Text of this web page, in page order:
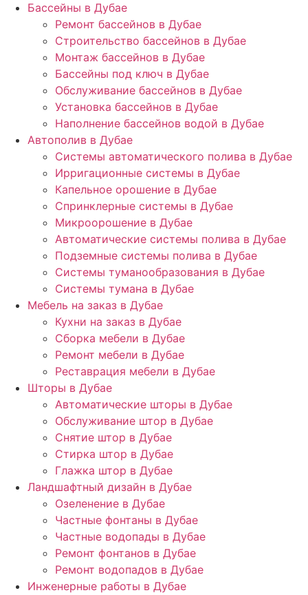
Бассейны в Дубае
Ремонт бассейнов в Дубае
Строительство бассейнов в Дубае
Монтаж бассейнов в Дубае
Бассейны под ключ в Дубае
Обслуживание бассейнов в Дубае
Установка бассейнов в Дубае
Наполнение бассейнов водой в Дубае
Автополив в Дубае
Системы автоматического полива в Дубае
Ирригационные системы в Дубае
Капельное орошение в Дубае
Спринклерные системы в Дубае
Микроорошение в Дубае
Автоматические системы полива в Дубае
Подземные системы полива в Дубае
Системы туманообразования в Дубае
Системы тумана в Дубае
Мебель на заказ в Дубае
Кухни на заказ в Дубае
Сборка мебели в Дубае
Ремонт мебели в Дубае
Реставрация мебели в Дубае
Шторы в Дубае
Автоматические шторы в Дубае
Обслуживание штор в Дубае
Снятие штор в Дубае
Стирка штор в Дубае
Глажка штор в Дубае
Ландшафтный дизайн в Дубае
Озеленение в Дубае
Частные фонтаны в Дубае
Частные водопады в Дубае
Ремонт фонтанов в Дубае
Ремонт водопадов в Дубае
Инженерные работы в Дубае